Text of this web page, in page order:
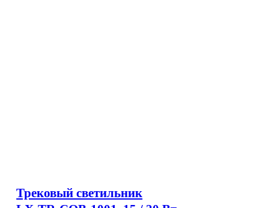
Трековый светильник